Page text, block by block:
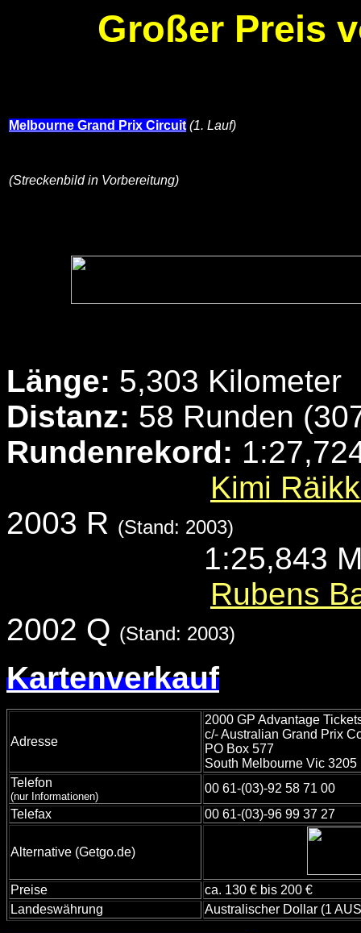
Großer Preis
Melbourne Grand Prix Circuit (1. Lauf)
(Streckenbild in Vorbereitung)
Länge: 5,303 Kilometer
Distanz: 58 Runden
Rundenrekord:
Kimi
2003 R (Stand: 2003)
1:25,843
Rubens
2002 Q (Stand: 2003)
Kartenverkauf
Adresse
2000 GP Advantage
c/- Australian Grand Prix
PO Box 577
South Melbourne Vic 3205
Telefon
(nur Informationen)
00 61-(03)-92 58 71 00
Telefax
00 61-(03)-96 99 37 27
Alternative (Getgo.de)
Preise
ca. 130 € bis 200 €
Landeswährung
Australischer Dollar (1